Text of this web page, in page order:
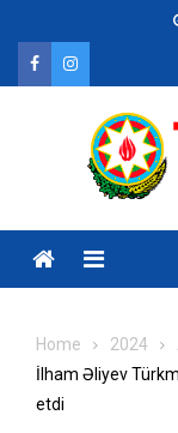
content
Home 2024
İlham Əliyev
etdi